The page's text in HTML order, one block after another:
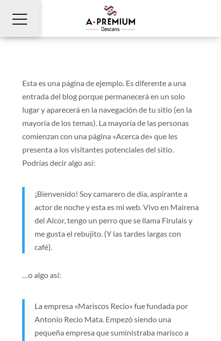
Esta es una página de ejemplo. Es diferente a una
entrada del blog porque permanecerá en un solo
lugar y aparecerá en la navegación de tu sitio (en la
mayoría de los temas). La mayoría de las personas
comienzan con una página «Acerca de» que les
presenta a los visitantes potenciales del sitio.
Podrías decir algo así:
¡Bienvenido! Soy camarero de día, aspirante a
actor de noche y esta es mi web. Vivo en Mairena
del Alcor, tengo un perro que se llama Firulais y
me gusta el rebujito. (Y las tardes largas con
café).
…o algo así:
La empresa «Mariscos Recio» fue fundada por
Antonio Recio Mata. Empezó siendo una
pequeña empresa que suministraba marisco a